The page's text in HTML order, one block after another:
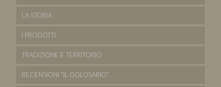
LA STORIA
I PRODOTTI
TRADIZIONE E TERRITORIO
RECENSIONI “IL GOLOSARIO”